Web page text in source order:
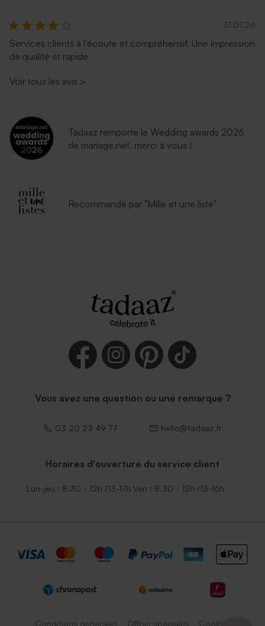
31.07.26
Services clients à l’écoute et compréhensif. Une impression
de qualité et rapide
Voir tous les avis >
Tadaaz remporte le Wedding awards 2026
de mariage.net, merci à vous !
Recommandé par "Mille et une liste"
Vous avez une question ou une remarque ?
03 20 23 49 77 hello@tadaaz.fr
Horaires d'ouverture du service client
Lun-jeu : 8.30 - 12h /13-17h Ven : 8.30 - 12h /13-16h
Conditions générales Offres spéciales Cookies